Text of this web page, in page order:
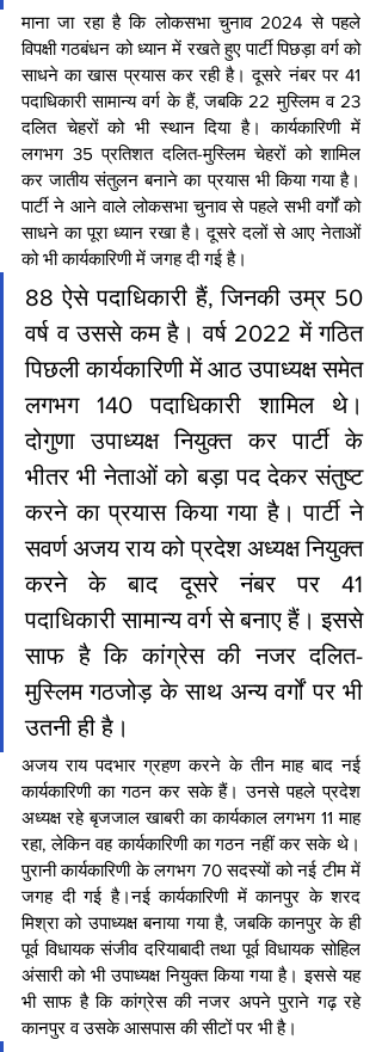
माना जा रहा है कि लोकसभा चुनाव 2024 से पहले
विपक्षी गठबंधन को ध्यान में रखते हुए पार्टी पिछड़ा वर्ग को
साधने का खास प्रयास कर रही है। दूसरे नंबर पर 41
पदाधिकारी सामान्य वर्ग के हैं, जबकि 22 मुस्लिम व 23
दलित चेहरों को भी स्थान दिया है। कार्यकारिणी में
लगभग 35 प्रतिशत दलित-मुस्लिम चेहरों को शामिल
कर जातीय संतुलन बनाने का प्रयास भी किया गया है।
पार्टी ने आने वाले लोकसभा चुनाव से पहले सभी वर्गों को
साधने का पूरा ध्यान रखा है। दूसरे दलों से आए नेताओं
को भी कार्यकारिणी में जगह दी गई है।
88 ऐसे पदाधिकारी हैं, जिनकी उम्र 50
वर्ष व उससे कम है। वर्ष 2022 में गठित
पिछली कार्यकारिणी में आठ उपाध्यक्ष समेत
लगभग 140 पदाधिकारी शामिल थे।
दोगुणा उपाध्यक्ष नियुक्त कर पार्टी के
भीतर भी नेताओं को बड़ा पद देकर संतुष्ट
करने का प्रयास किया गया है। पार्टी ने
सवर्ण अजय राय को प्रदेश अध्यक्ष नियुक्त
करने के बाद दूसरे नंबर पर 41
पदाधिकारी सामान्य वर्ग से बनाए हैं। इससे
साफ है कि कांग्रेस की नजर दलित-
मुस्लिम गठजोड़ के साथ अन्य वर्गों पर भी
उतनी ही है।
अजय राय पदभार ग्रहण करने के तीन माह बाद नई
कार्यकारिणी का गठन कर सके हैं। उनसे पहले प्रदेश
अध्यक्ष रहे बृजजाल खाबरी का कार्यकाल लगभग 11 माह
रहा, लेकिन वह कार्यकारिणी का गठन नहीं कर सके थे।
पुरानी कार्यकारिणी के लगभग 70 सदस्यों को नई टीम में
जगह दी गई है।नई कार्यकारिणी में कानपुर के शरद
मिश्रा को उपाध्यक्ष बनाया गया है, जबकि कानपुर के ही
पूर्व विधायक संजीव दरियाबादी तथा पूर्व विधायक सोहिल
अंसारी को भी उपाध्यक्ष नियुक्त किया गया है। इससे यह
भी साफ है कि कांग्रेस की नजर अपने पुराने गढ़ रहे
कानपुर व उसके आसपास की सीटों पर भी है।